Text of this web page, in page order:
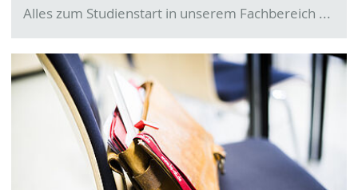
Alles zum Studienstart in unserem Fachbereich ...